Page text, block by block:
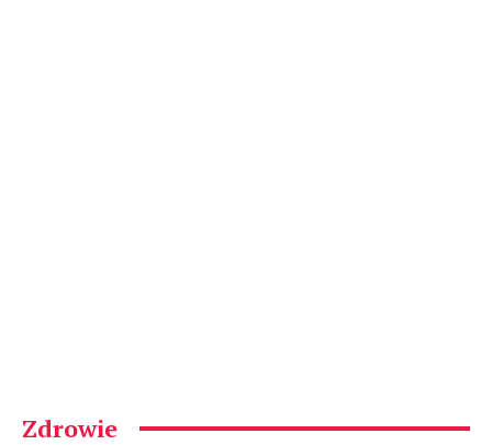
Zdrowie